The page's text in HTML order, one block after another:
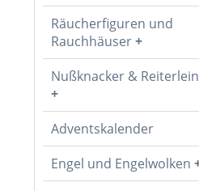
Räucherfiguren und
Rauchhäuser
Nußknacker & Reiterlein
Adventskalender
Engel und Engelwolken